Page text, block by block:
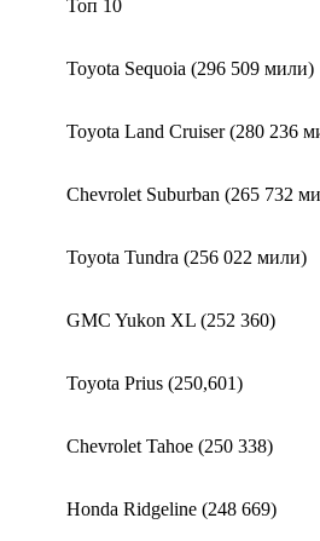
Топ 10
Toyota Sequoia (296 509 мили)
Toyota Land Cruiser (280 236
Chevrolet Suburban (265 732
Toyota Tundra (256 022 мили)
GMC Yukon XL (252 360)
Toyota Prius (250,601)
Chevrolet Tahoe (250 338)
Honda Ridgeline (248 669)